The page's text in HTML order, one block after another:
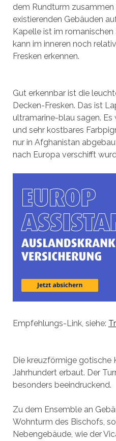
dem Rundturm
existierenden Gebäuden
Kapelle ist im
kann im inneren noch
Fresken erkennen.
Gut erkennbar ist die
Decken-Fresken. Das ist
ultramarine-blau sagen. Es
und sehr kostbares
nur in Afghanistan
nach Europa verschifft
Empfehlungs-Link, siehe:
Die kreuzförmige gotische
Jahrhundert erbaut. Der
besonders beeindruckend.
Zu dem Ensemble an
Wohnturm des Bischofs,
Nebengebäude, wie der